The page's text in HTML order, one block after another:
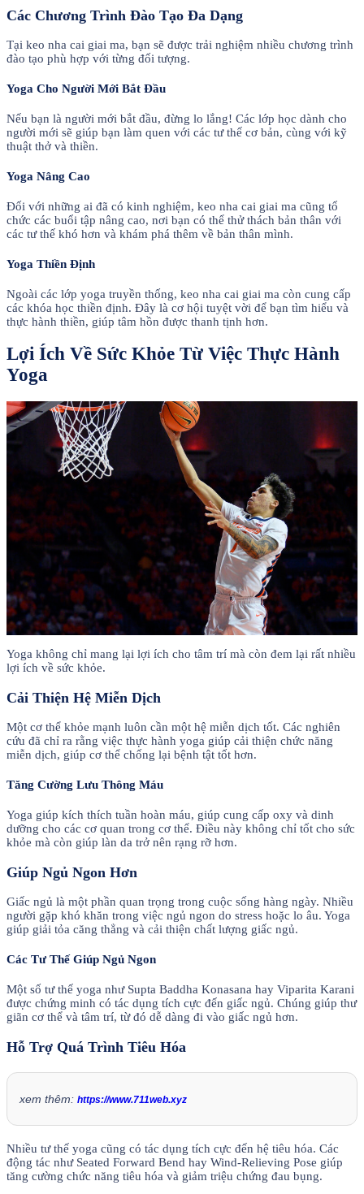
Các Chương Trình Đào Tạo Đa Dạng
Tại keo nha cai giai ma, bạn sẽ được trải nghiệm nhiều chương trình
đào tạo phù hợp với từng đối tượng.
Yoga Cho Người Mới Bắt Đầu
Nếu bạn là người mới bắt đầu, đừng lo lắng! Các lớp học dành cho
người mới sẽ giúp bạn làm quen với các tư thế cơ bản, cùng với kỹ
thuật thở và thiền.
Yoga Nâng Cao
Đối với những ai đã có kinh nghiệm, keo nha cai giai ma cũng tổ
chức các buổi tập nâng cao, nơi bạn có thể thử thách bản thân với
các tư thế khó hơn và khám phá thêm về bản thân mình.
Yoga Thiền Định
Ngoài các lớp yoga truyền thống, keo nha cai giai ma còn cung cấp
các khóa học thiền định. Đây là cơ hội tuyệt vời để bạn tìm hiểu và
thực hành thiền, giúp tâm hồn được thanh tịnh hơn.
Lợi Ích Về Sức Khỏe Từ Việc Thực Hành
Yoga
Yoga không chỉ mang lại lợi ích cho tâm trí mà còn đem lại rất nhiều
lợi ích về sức khỏe.
Cải Thiện Hệ Miễn Dịch
Một cơ thể khỏe mạnh luôn cần một hệ miễn dịch tốt. Các nghiên
cứu đã chỉ ra rằng việc thực hành yoga giúp cải thiện chức năng
miễn dịch, giúp cơ thể chống lại bệnh tật tốt hơn.
Tăng Cường Lưu Thông Máu
Yoga giúp kích thích tuần hoàn máu, giúp cung cấp oxy và dinh
dưỡng cho các cơ quan trong cơ thể. Điều này không chỉ tốt cho sức
khỏe mà còn giúp làn da trở nên rạng rỡ hơn.
Giúp Ngủ Ngon Hơn
Giấc ngủ là một phần quan trọng trong cuộc sống hàng ngày. Nhiều
người gặp khó khăn trong việc ngủ ngon do stress hoặc lo âu. Yoga
giúp giải tỏa căng thẳng và cải thiện chất lượng giấc ngủ.
Các Tư Thế Giúp Ngủ Ngon
Một số tư thế yoga như Supta Baddha Konasana hay Viparita Karani
được chứng minh có tác dụng tích cực đến giấc ngủ. Chúng giúp thư
giãn cơ thể và tâm trí, từ đó dễ dàng đi vào giấc ngủ hơn.
Hỗ Trợ Quá Trình Tiêu Hóa
xem thêm: https://www.711web.xyz
Nhiều tư thế yoga cũng có tác dụng tích cực đến hệ tiêu hóa. Các
động tác như Seated Forward Bend hay Wind-Relieving Pose giúp
tăng cường chức năng tiêu hóa và giảm triệu chứng đau bụng.